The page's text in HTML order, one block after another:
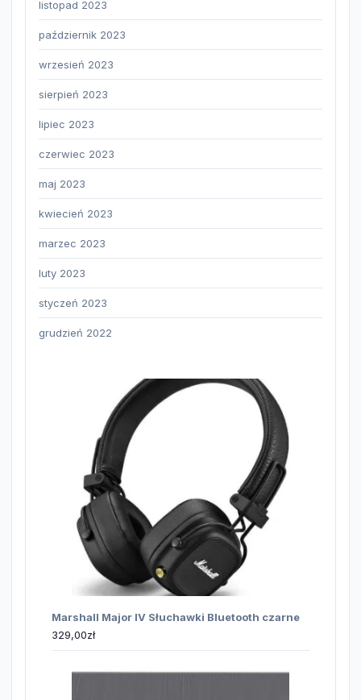
listopad 2023
październik 2023
wrzesień 2023
sierpień 2023
lipiec 2023
czerwiec 2023
maj 2023
kwiecień 2023
marzec 2023
luty 2023
styczeń 2023
grudzień 2022
Marshall Major IV Słuchawki Bluetooth czarne
329,00zł